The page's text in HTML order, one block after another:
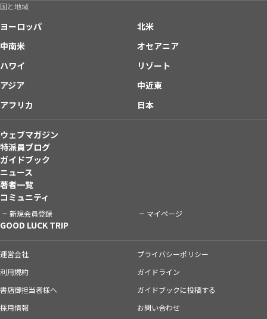
国と地域
ヨーロッパ
北米
中南米
オセアニア
ハワイ
リゾート
アジア
中近東
アフリカ
日本
ウェブマガジン
特派員ブログ
ガイドブック
ニュース
著者一覧
コミュニティ
新規会員登録 マイページ
GOOD LUCK TRIP
運営会社
プライバシーポリシー
利用規約
ガイドライン
書店御担当者様へ
ガイドブックに投稿する
採用情報
お問い合わせ